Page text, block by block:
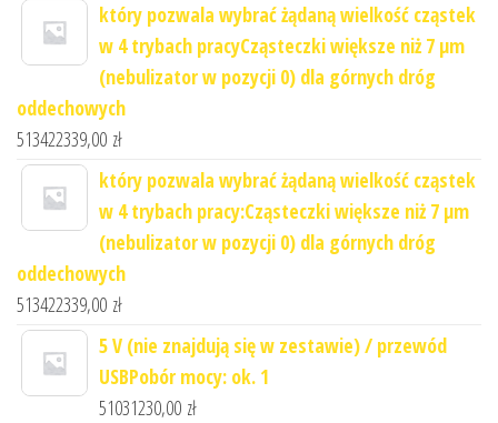
który pozwala wybrać żądaną wielkość cząstek
w 4 trybach pracyCząsteczki większe niż 7 μm
(nebulizator w pozycji 0) dla górnych dróg
oddechowych
513422339,00 zł
który pozwala wybrać żądaną wielkość cząstek
w 4 trybach pracy:Cząsteczki większe niż 7 μm
(nebulizator w pozycji 0) dla górnych dróg
oddechowych
513422339,00 zł
5 V (nie znajdują się w zestawie) / przewód
USBPobór mocy: ok. 1
51031230,00 zł